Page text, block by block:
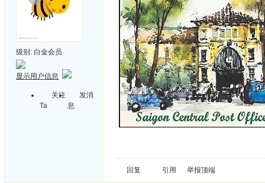
级别: 白金会员
显示用户信息
关注
Ta
发消
息
回复 引用 举报顶端